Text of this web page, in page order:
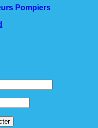
Pompiers